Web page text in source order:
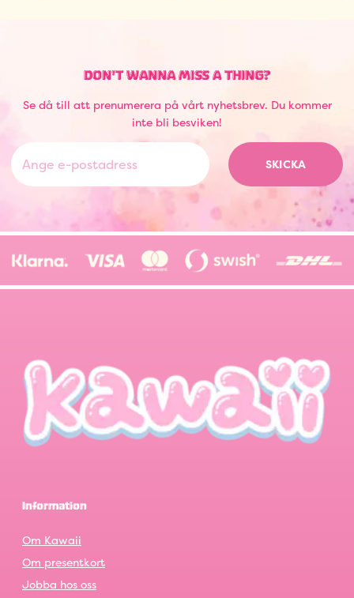
DON'T WANNA MISS A THING?
Se då till att prenumerera på vårt nyhetsbrev. Du kommer
inte bli besviken!
SKICKA
Information
Om Kawaii
Om presentkort
Jobba hos oss